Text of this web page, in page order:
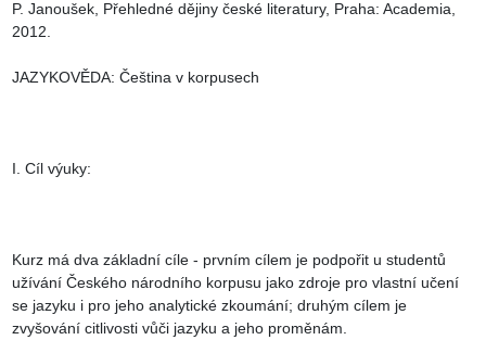
P. Janoušek, Přehledné dějiny české literatury, Praha: Academia,
2012.
JAZYKOVĚDA: Čeština v korpusech
I. Cíl výuky:
Kurz má dva základní cíle - prvním cílem je podpořit u studentů
užívání Českého národního korpusu jako zdroje pro vlastní učení
se jazyku i pro jeho analytické zkoumání; druhým cílem je
zvyšování citlivosti vůči jazyku a jeho proměnám.